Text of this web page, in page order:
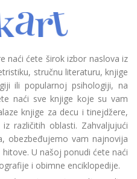
naći ćete širok izbor naslova iz
stručnu literaturu, knjige
ili popularnoj psihologiji, na
naći sve knjige koje su vam
knjige za decu i tinejdžere,
različitih oblasti. Zahvaljujući
obezbeđujemo vam najnovija
U našoj ponudi ćete naći
i obimne enciklopedije.